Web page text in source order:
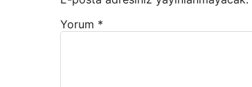
Yorum *